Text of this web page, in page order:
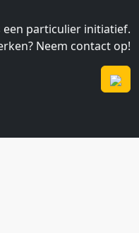
particulier initiatief.
Neem contact op!